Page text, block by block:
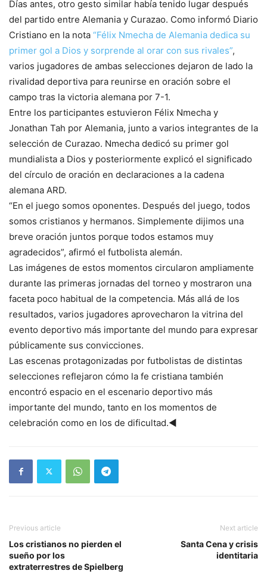
Días antes, otro gesto similar había tenido lugar después
del partido entre Alemania y Curazao. Como informó Diario
Cristiano en la nota “Félix Nmecha de Alemania dedica su
primer gol a Dios y sorprende al orar con sus rivales”,
varios jugadores de ambas selecciones dejaron de lado la
rivalidad deportiva para reunirse en oración sobre el
campo tras la victoria alemana por 7-1.
Entre los participantes estuvieron Félix Nmecha y
Jonathan Tah por Alemania, junto a varios integrantes de la
selección de Curazao. Nmecha dedicó su primer gol
mundialista a Dios y posteriormente explicó el significado
del círculo de oración en declaraciones a la cadena
alemana ARD.
“En el juego somos oponentes. Después del juego, todos
somos cristianos y hermanos. Simplemente dijimos una
breve oración juntos porque todos estamos muy
agradecidos”, afirmó el futbolista alemán.
Las imágenes de estos momentos circularon ampliamente
durante las primeras jornadas del torneo y mostraron una
faceta poco habitual de la competencia. Más allá de los
resultados, varios jugadores aprovecharon la vitrina del
evento deportivo más importante del mundo para expresar
públicamente sus convicciones.
Las escenas protagonizadas por futbolistas de distintas
selecciones reflejaron cómo la fe cristiana también
encontró espacio en el escenario deportivo más
importante del mundo, tanto en los momentos de
celebración como en los de dificultad.◄
Previous article
Los cristianos no pierden el
sueño por los
extraterrestres de Spielberg
Next article
Santa Cena y crisis
identitaria